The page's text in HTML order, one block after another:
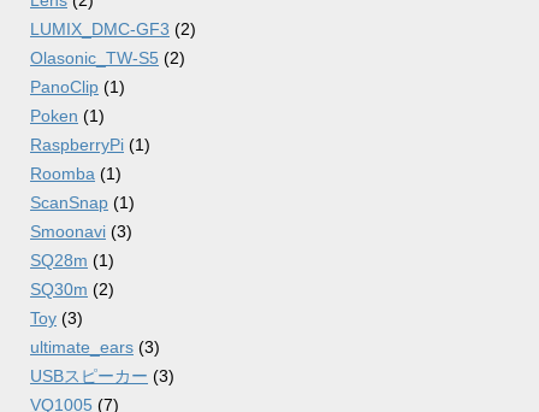
LUMIX_DMC-GF3 (2)
Olasonic_TW-S5 (2)
PanoClip (1)
Poken (1)
RaspberryPi (1)
Roomba (1)
ScanSnap (1)
Smoonavi (3)
SQ28m (1)
SQ30m (2)
Toy (3)
ultimate_ears (3)
USBスピーカー (3)
VQ1005 (7)